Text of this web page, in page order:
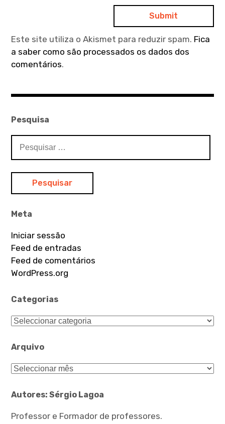
Este site utiliza o Akismet para reduzir spam. Fica
a saber como são processados os dados dos
comentários.
Pesquisa
por:
Meta
Iniciar sessão
Feed de entradas
Feed de comentários
WordPress.org
Categorias
Categorias
Arquivo
Arquivo
Autores: Sérgio Lagoa
Professor e Formador de professores.